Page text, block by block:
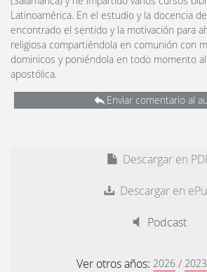
Latinoamérica. En el estudio y la docencia
encontrado el sentido y la motivación para
religiosa compartiéndola en comunión con
dominicos y poniéndola en todo momento
apostólica.
Enviar comentario al
Descargar en
Descargar en
Podcast
Ver otros años: 2026 / 2023